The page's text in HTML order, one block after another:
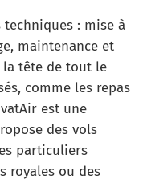
techniques : mise à
maintenance et
la tête de tout le
comme les repas
est une
des vols
particuliers
royales ou des